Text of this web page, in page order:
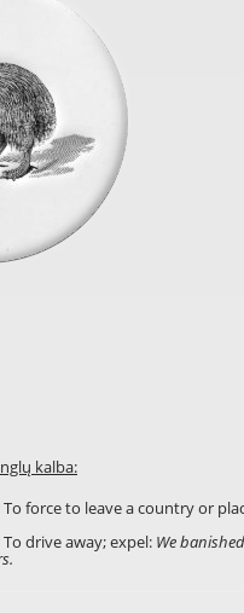
kalba:
force to leave a country or
drive away; expel: We